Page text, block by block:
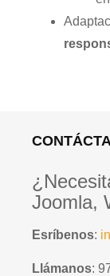
Joomla,
Esríbenos:
Llámanos: